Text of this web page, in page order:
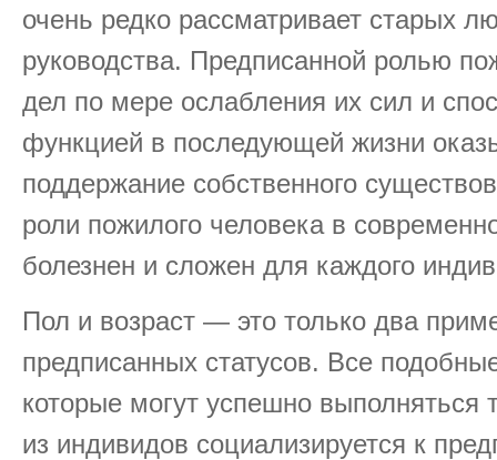
очень редко рассматривает старых
руководства. Предписанной ролью
дел по мере ослабления их сил и
функцией в последующей жизни
поддержание собственного
роли пожилого человека в
болезнен и сложен для каждого
Пол и возраст — это только два
предписанных статусов. Все
которые могут успешно выполняться
из индивидов социализируется к